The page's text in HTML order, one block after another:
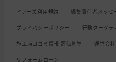
ドアーズ利用規約 編集責任者メッセ
プライバシーポリシー 行動ターゲテ
施工店口コミ情報 評価基準 運営会社
リフォームローン